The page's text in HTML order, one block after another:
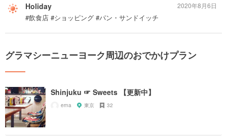
Holiday
#飲食店 #ショッピング #パン・サンドイッチ
2020年8月6日
グラマシーニューヨーク周辺のおでかけプラン
Shinjuku ☞ Sweets 【更新中】
erna 東京 32